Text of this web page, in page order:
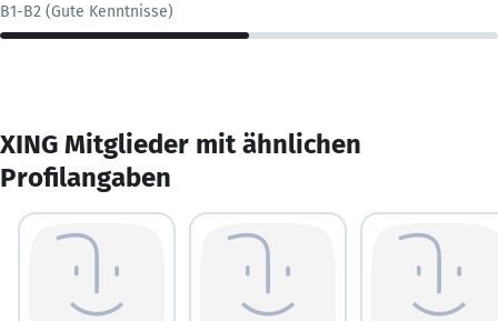
B1-B2 (Gute Kenntnisse)
XING Mitglieder mit ähnlichen
Profilangaben